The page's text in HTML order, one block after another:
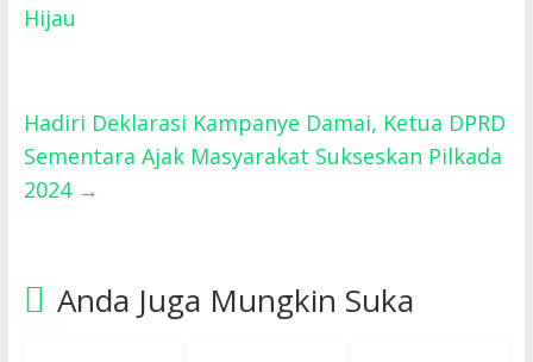
Hijau
Hadiri Deklarasi Kampanye Damai, Ketua DPRD
Sementara Ajak Masyarakat Sukseskan Pilkada
2024 →
Anda Juga Mungkin Suka